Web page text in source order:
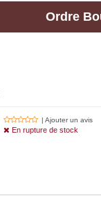
Ordre
| Ajouter un avis
En rupture de stock